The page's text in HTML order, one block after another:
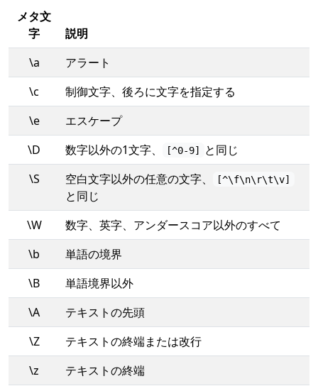
メタ文
字
説明
\a
アラート
\c
制御文字、後ろに文字を指定する
\e
エスケープ
\D
数字以外の1文字、 [^0-9]
と同じ
\S
空白文字以外の任意の文字、 [^\f\n\r\t\v]
と同じ
\W
数字、英字、アンダースコア以外のすべて
\b
単語の境界
\B
単語境界以外
\A
テキストの先頭
\Z
テキストの終端または改行
\z
テキストの終端